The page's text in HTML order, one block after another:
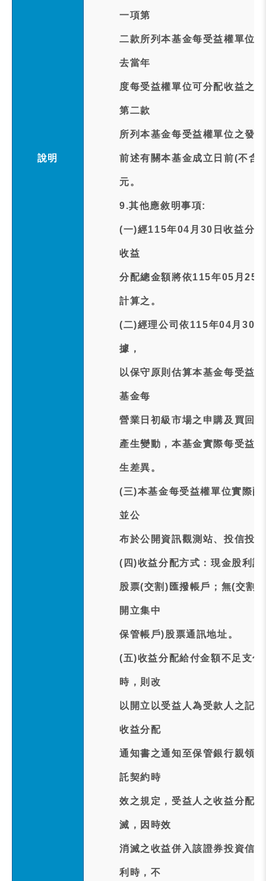
說明
一項第
二款所列本基金每受益權單位
去當年
度每受益權單位可分配收益之
第二款
所列本基金每受益權單位之發
前述有關本基金成立日前(不含
元。
9.其他應敘明事項:
(一)經115年04月30日收益分
收益
分配總金額將依115年05月25
計算之。
(二)經理公司依115年04月30
據，
以保守原則估算本基金每受益
基金每
營業日初級市場之申購及買回
產生變動，本基金實際每受益
生差異。
(三)本基金每受益權單位實際
並公
布於公開資訊觀測站、投信投
(四)收益分配方式：現金股利
股票(交割)匯撥帳戶；無(交割)
開立集中
保管帳戶)股票通訊地址。
(五)收益分配給付金額不足支
時，則改
以開立以受益人為受款人之記
收益分配
通知書之通知至保管銀行親領
託契約時
效之規定，受益人之收益分配
滅，因時效
消滅之收益併入該證券投資信
利時，不